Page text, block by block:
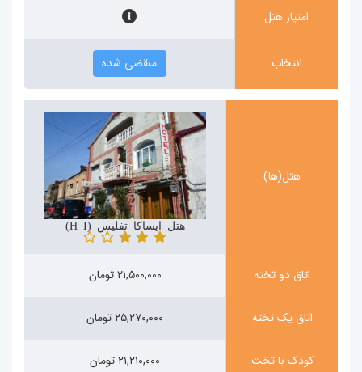
امتیاز هتل
انتخاب منقضی شده
هتل(ها)
هتل ایساکا تفلیس (Hotel Isaka)
اتاق دو تخته ۲۱,۵۰۰,۰۰۰ تومان
اتاق یک تخته ۲۵,۲۷۰,۰۰۰ تومان
کودک با تخت ۲۱,۲۱۰,۰۰۰ تومان